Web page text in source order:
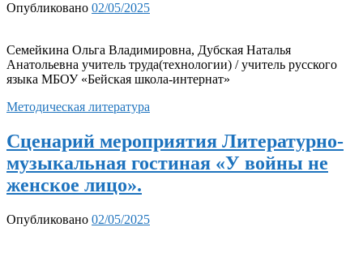
Опубликовано 02/05/2025
Семейкина Ольга Владимировна, Дубская Наталья
Анатольевна учитель труда(технологии) / учитель русского
языка МБОУ «Бейская школа-интернат»
Методическая литература
Сценарий мероприятия Литературно-
музыкальная гостиная «У войны не
женское лицо».
Опубликовано 02/05/2025